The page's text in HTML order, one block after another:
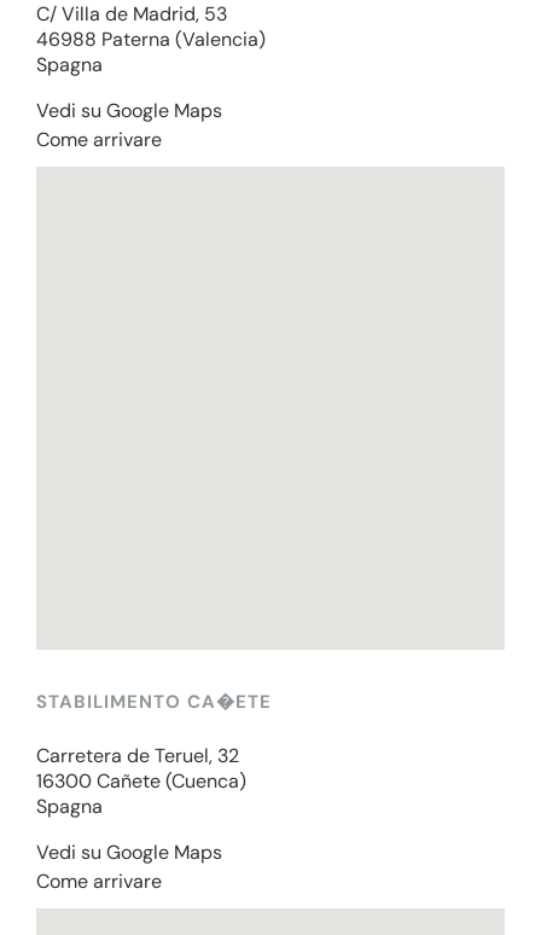
C/ Villa de Madrid, 53
46988 Paterna (Valencia)
Spagna
Vedi su Google Maps
Come arrivare
STABILIMENTO CA�ETE
Carretera de Teruel, 32
16300 Cañete (Cuenca)
Spagna
Vedi su Google Maps
Come arrivare